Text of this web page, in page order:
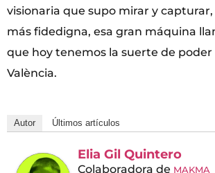
visionaria que supo mirar y
más fidedigna, esa gran máquina
que hoy tenemos la suerte de
València.
Autor Últimos artículos
Elia Gil Quintero
Colaboradora de MAKMA